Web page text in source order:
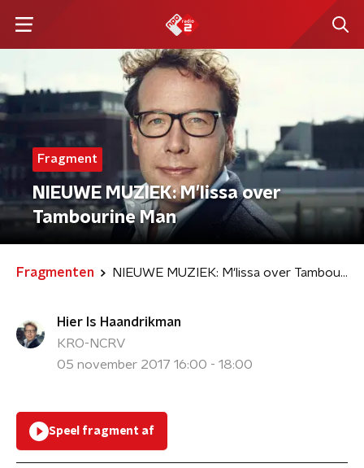
Fragment
NIEUWE MUZIEK: M'lissa over
Tambourine Man
Fragmenten NIEUWE MUZIEK: M'lissa over Tambourine Man
Hier Is Haandrikman
KRO-NCRV
05 november 2017 16:00 - 18:00
Speel fragment af